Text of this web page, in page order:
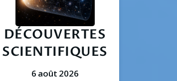
DÉCOUVERTES
SCIENTIFIQUES
6 août 2026